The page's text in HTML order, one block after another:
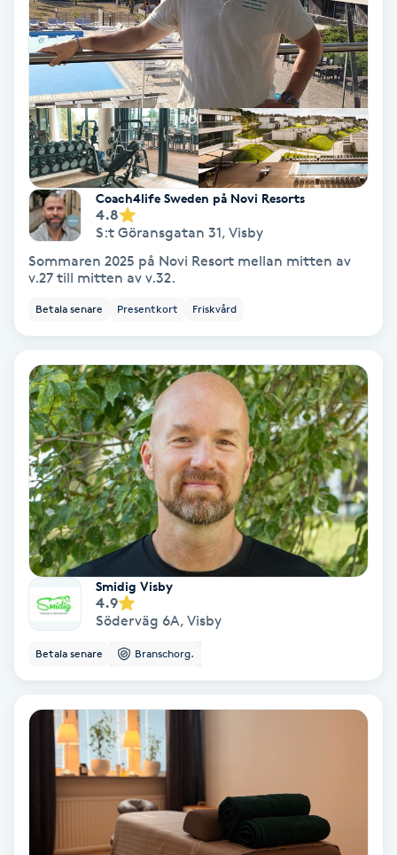
IPL
IPL hårborttagning
IR-massage
Japansk massage
K18
Kemisk peeling
Keratinbehandling
Kinesiologi
Kinesisk medicin
Kiropraktik
Klangmassage
Klippning
Klippning & Slingor
Klippning ungdom
Koppningsmassage
Coach4life Sweden på Novi Resorts
4.8
S:t Göransgatan 31, Visby
Sommaren 2025 på Novi Resort mellan mitten av
v.27 till mitten av v.32.
Betala senare Presentkort Friskvård
Smidig Visby
4.9
Söderväg 6A, Visby
Betala senare Branschorg.